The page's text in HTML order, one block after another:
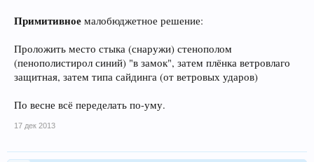
Примитивное малобюджетное решение:
Проложить место стыка (снаружи) стенополом
(пенополистирол синий) "в замок", затем плёнка ветровлаго
защитная, затем типа сайдинга (от ветровых ударов)
По весне всё переделать по-уму.
17 дек 2013